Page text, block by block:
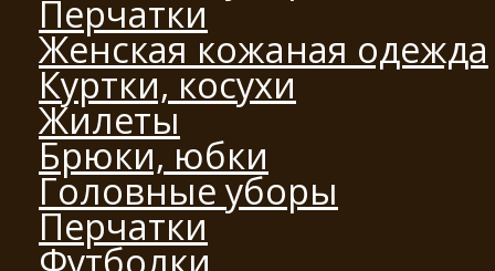
Перчатки
Женская кожаная одежда
Куртки, косухи
Жилеты
Брюки, юбки
Головные уборы
Перчатки